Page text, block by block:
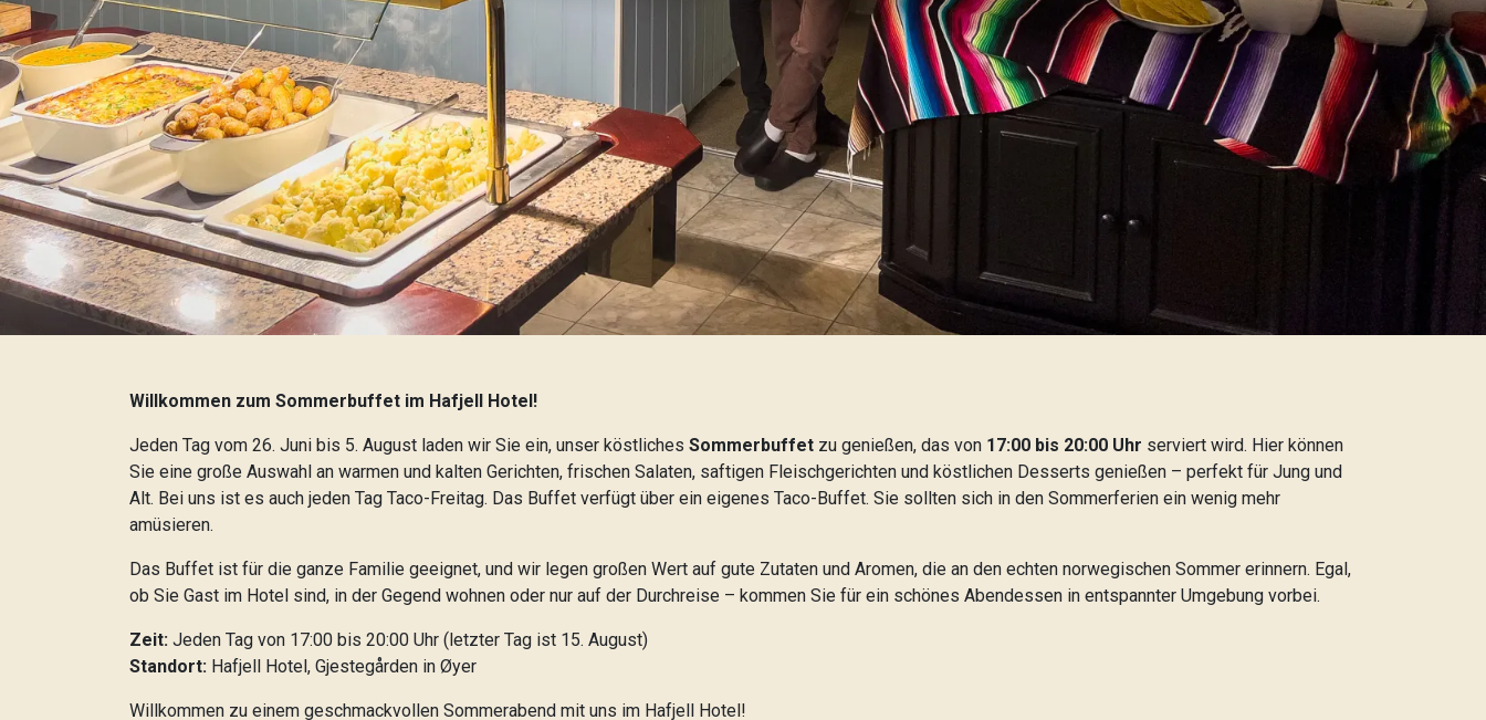
Willkommen zum Sommerbuffet im Hafjell Hotel!
Jeden Tag vom 26. Juni bis 5. August laden wir Sie ein, unser köstliches Sommerbuffet zu genießen, das von 17:00 bis 20:00 Uhr serviert wird. Hier können
Sie eine große Auswahl an warmen und kalten Gerichten, frischen Salaten, saftigen Fleischgerichten und köstlichen Desserts genießen – perfekt für Jung und
Alt. Bei uns ist es auch jeden Tag Taco-Freitag. Das Buffet verfügt über ein eigenes Taco-Buffet. Sie sollten sich in den Sommerferien ein wenig mehr
amüsieren.
Das Buffet ist für die ganze Familie geeignet, und wir legen großen Wert auf gute Zutaten und Aromen, die an den echten norwegischen Sommer erinnern. Egal,
ob Sie Gast im Hotel sind, in der Gegend wohnen oder nur auf der Durchreise – kommen Sie für ein schönes Abendessen in entspannter Umgebung vorbei.
Zeit: Jeden Tag von 17:00 bis 20:00 Uhr (letzter Tag ist 15. August)
Standort: Hafjell Hotel, Gjestegården in Øyer
Willkommen zu einem geschmackvollen Sommerabend mit uns im Hafjell Hotel!